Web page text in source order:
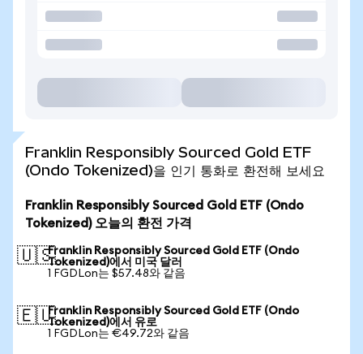
Franklin Responsibly Sourced Gold ETF
(Ondo Tokenized)을 인기 통화로 환전해 보세요
Franklin Responsibly Sourced Gold ETF (Ondo
Tokenized) 오늘의 환전 가격
🇺🇸Franklin Responsibly Sourced Gold ETF (Ondo
Tokenized)에서 미국 달러
1 FGDLon는 $57.48와 같음
🇪🇺Franklin Responsibly Sourced Gold ETF (Ondo
Tokenized)에서 유로
1 FGDLon는 €49.72와 같음